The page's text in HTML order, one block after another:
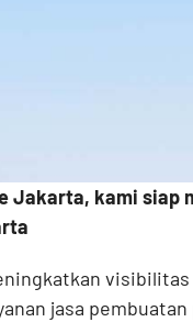
Jakarta, kami siap
jasa